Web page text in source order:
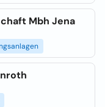
Mbh Jena